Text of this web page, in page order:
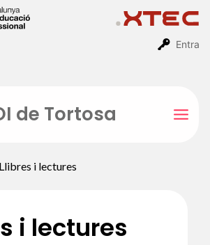
Entra
de Tortosa
Llibres i lectures
i lectures